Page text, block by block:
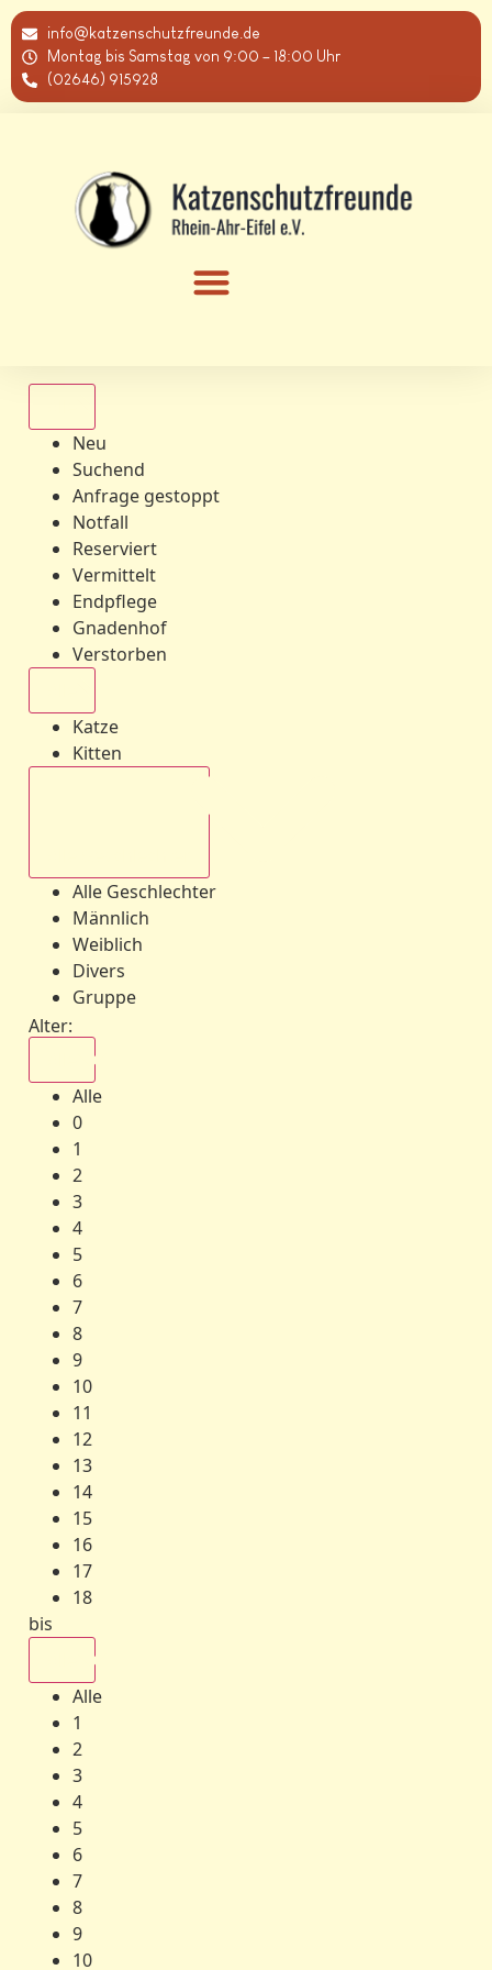
info@katzenschutzfreunde.de
Montag bis Samstag von 9:00 – 18:00 Uhr
(02646) 915928
Neu
Suchend
Anfrage gestoppt
Notfall
Reserviert
Vermittelt
Endpflege
Gnadenhof
Verstorben
Katze
Kitten
Alle Geschlechter
Männlich
Weiblich
Divers
Gruppe
Alter:
Alle
0
1
2
3
4
5
6
7
8
9
10
11
12
13
14
15
16
17
18
bis
Alle
1
2
3
4
5
6
7
8
9
10